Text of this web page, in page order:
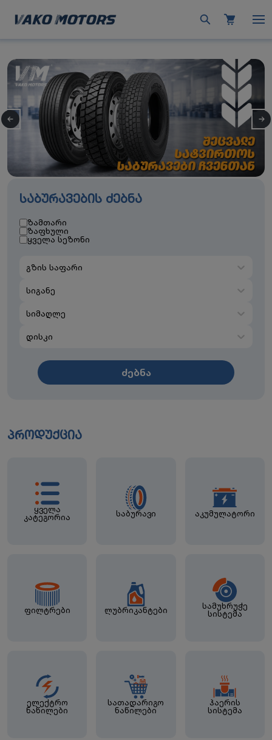
საბურავების ძებნა
ზამთარი
ზაფხული
ყველა სეზონი
გზის საფარი
სიგანე
სიმაღლე
დისკი
ძებნა
პროდუქცია
ყველა
კატეგორია
საბურავი აკუმულატორი
ფილტრები ლუბრიკანტები
სამუხრუჭე
სისტემა
ელექტრო
ნაწილები
სათადარიგო
ნაწილები
ჰაერის
სისტემა